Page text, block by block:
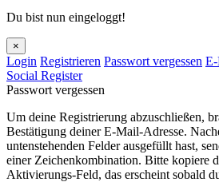
Du bist nun eingeloggt!
×
Login Registrieren Passwort vergessen E-
Social Register
Passwort vergessen
Um deine Registrierung abzuschließen,
Bestätigung deiner E-Mail-Adresse.
untenstehenden Felder ausgefüllt hast,
einer Zeichenkombination. Bitte kopiere
Aktivierungs-Feld, das erscheint sobald